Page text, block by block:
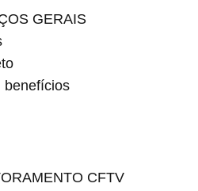
GERAIS
benefícios
CFTV